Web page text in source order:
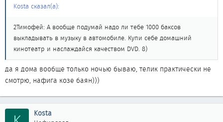
Kosta сказал(а):
2Тимофей: А вообще подумай надо ли тебе 1000 баксов
выкладывать в музыку в автомобиле. Купи себе домашний
кинотеатр и наслаждайся качеством DVD. 8)
да я дома вообще только ночью бываю, телик практически не
смотрю, нафига козе баян)))
Kosta